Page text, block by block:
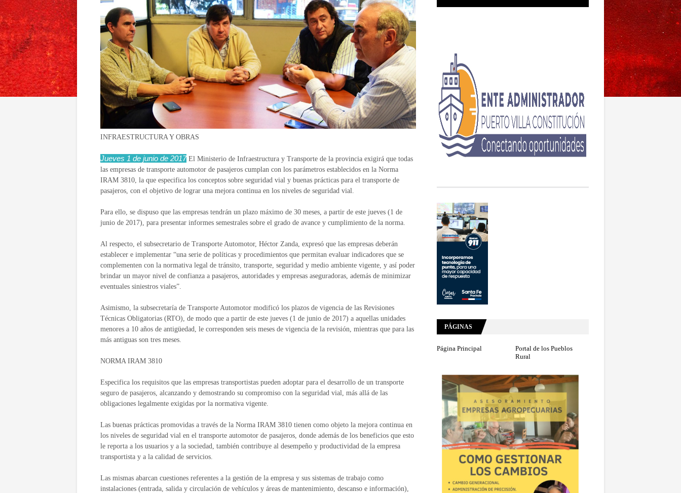
INFRAESTRUCTURA Y OBRAS
Jueves 1 de junio de 2017 El Ministerio de Infraestructura y Transporte de la provincia exigirá que todas
las empresas de transporte automotor de pasajeros cumplan con los parámetros establecidos en la Norma
IRAM 3810, la que especifica los conceptos sobre seguridad vial y buenas prácticas para el transporte de
pasajeros, con el objetivo de lograr una mejora continua en los niveles de seguridad vial.
Para ello, se dispuso que las empresas tendrán un plazo máximo de 30 meses, a partir de este jueves (1 de
junio de 2017), para presentar informes semestrales sobre el grado de avance y cumplimiento de la norma.
Al respecto, el subsecretario de Transporte Automotor, Héctor Zanda, expresó que las empresas deberán
establecer e implementar “una serie de políticas y procedimientos que permitan evaluar indicadores que se
complementen con la normativa legal de tránsito, transporte, seguridad y medio ambiente vigente, y así poder
brindar un mayor nivel de confianza a pasajeros, autoridades y empresas aseguradoras, además de minimizar
eventuales siniestros viales”.
Asimismo, la subsecretaría de Transporte Automotor modificó los plazos de vigencia de las Revisiones
Técnicas Obligatorias (RTO), de modo que a partir de este jueves (1 de junio de 2017) a aquellas unidades
menores a 10 años de antigüedad, le corresponden seis meses de vigencia de la revisión, mientras que para las
más antiguas son tres meses.
NORMA IRAM 3810
Especifica los requisitos que las empresas transportistas pueden adoptar para el desarrollo de un transporte
seguro de pasajeros, alcanzando y demostrando su compromiso con la seguridad vial, más allá de las
obligaciones legalmente exigidas por la normativa vigente.
Las buenas prácticas promovidas a través de la Norma IRAM 3810 tienen como objeto la mejora continua en
los niveles de seguridad vial en el transporte automotor de pasajeros, donde además de los beneficios que esto
le reporta a los usuarios y a la sociedad, también contribuye al desempeño y productividad de la empresa
transportista y a la calidad de servicios.
Las mismas abarcan cuestiones referentes a la gestión de la empresa y sus sistemas de trabajo como
instalaciones (entrada, salida y circulación de vehículos y áreas de mantenimiento, descanso e información),
PÁGINAS
Página Principal
Portal de los Pueblos
Rural